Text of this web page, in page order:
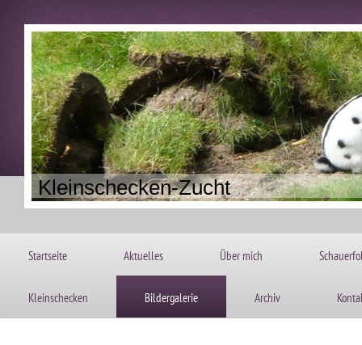
Kleinschecken-
Startseite Aktuelles Über mich
Kleinschecken Bildergalerie Archiv